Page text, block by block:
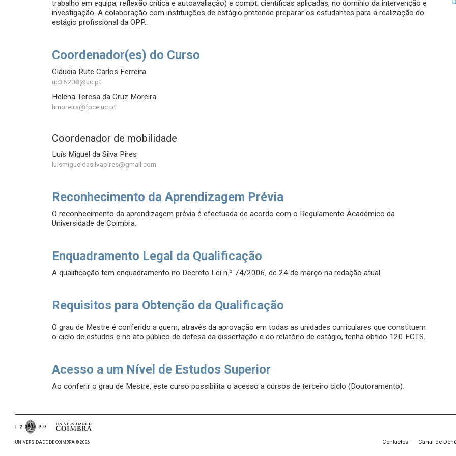
trabalho em equipa, reflexão crítica e autoavaliação) e compt. científicas aplicadas, no domínio da intervenção e
investigação. A colaboração com instituições de estágio pretende preparar os estudantes para a realização do
estágio profissional da OPP..
Coordenador(es) do Curso
Cláudia Rute Carlos Ferreira
uc36208@uc.pt
Helena Teresa da Cruz Moreira
hmoreira@fpce.uc.pt
Coordenador de mobilidade
Luís Miguel da Silva Pires
luismigueldasilvapires@gmail.com
Reconhecimento da Aprendizagem Prévia
O reconhecimento da aprendizagem prévia é efectuada de acordo com o Regulamento Académico da
Universidade de Coimbra.
Enquadramento Legal da Qualificação
A qualificação tem enquadramento no Decreto Lei n.º 74/2006, de 24 de março na redação atual.
Requisitos para Obtenção da Qualificação
O grau de Mestre é conferido a quem, através da aprovação em todas as unidades curriculares que constituem
o ciclo de estudos e no ato público de defesa da dissertação e do relatório de estágio, tenha obtido 120 ECTS.
Acesso a um Nível de Estudos Superior
Ao conferir o grau de Mestre, este curso possibilita o acesso a cursos de terceiro ciclo (Doutoramento).
UNIVERSIDADE DE COIMBRA © 2026 Contactos Canal de